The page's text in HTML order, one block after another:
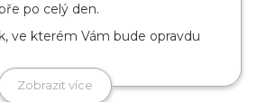
po celý den.
ve kterém Vám bude opravdu
Zobrazit více